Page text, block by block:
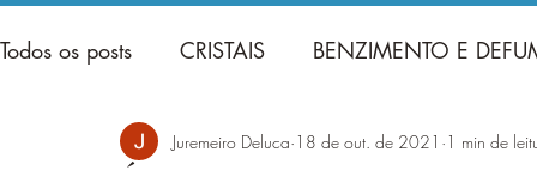
Todos os posts CRISTAIS BENZIMENTO E
JUREMA SAGRADA CATIMBÓ TAROT E
Juremeiro Deluca 18 de out. de 2021 1 min de